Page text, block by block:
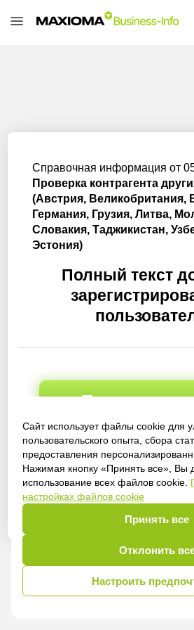
Сайт использует файлы cookie для
пользовательского опыта, сбора
предоставления
Нажимая кнопку «Принять все», Вы
использование всех файлов cookie.
настройках файлов cookie
Принять все
Отклонить
Настроить
Справочная информация от
Проверка контрагента
(Австрия, Великобритания,
Германия, Грузия, Литва,
Словакия, Таджикистан,
Эстония)
Полный текст
Получить
Войти